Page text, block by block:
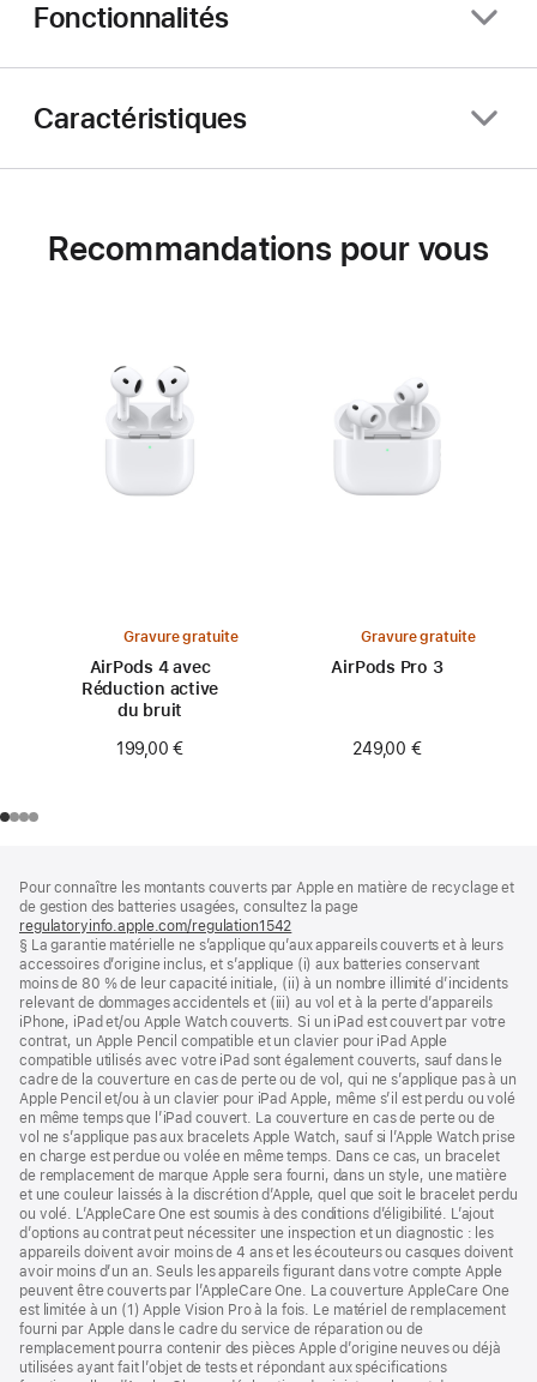
Fonctionnalités
Caractéristiques
Recommandations pour vous
Gravure gratuite
AirPods 4 avec
Réduction active
du bruit
199,00 €
Gravure gratuite
AirPods Pro 3
249,00 €
de
page
de
bas
de
page
Pour connaître les montants couverts par Apple en matière de recyclage et
de gestion des batteries usagées, consultez la page
regulatoryinfo.apple.com/regulation1542
dans
une
nouvelle
fenêtre)
§ La garantie matérielle ne s’applique qu’aux appareils couverts et à leurs
accessoires d’origine inclus, et s’applique (i) aux batteries conservant
moins de 80 % de leur capacité initiale, (ii) à un nombre illimité d’incidents
relevant de dommages accidentels et (iii) au vol et à la perte d’appareils
iPhone, iPad et/ou Apple Watch couverts. Si un iPad est couvert par votre
contrat, un Apple Pencil compatible et un clavier pour iPad Apple
compatible utilisés avec votre iPad sont également couverts, sauf dans le
cadre de la couverture en cas de perte ou de vol, qui ne s’applique pas à un
Apple Pencil et/ou à un clavier pour iPad Apple, même s’il est perdu ou volé
en même temps que l’iPad couvert. La couverture en cas de perte ou de
vol ne s’applique pas aux bracelets Apple Watch, sauf si l’Apple Watch prise
en charge est perdue ou volée en même temps. Dans ce cas, un bracelet
de remplacement de marque Apple sera fourni, dans un style, une matière
et une couleur laissés à la discrétion d’Apple, quel que soit le bracelet perdu
ou volé. L’AppleCare One est soumis à des conditions d’éligibilité. L’ajout
d’options au contrat peut nécessiter une inspection et un diagnostic : les
appareils doivent avoir moins de 4 ans et les écouteurs ou casques doivent
avoir moins d’un an. Seuls les appareils figurant dans votre compte Apple
peuvent être couverts par l’AppleCare One. La couverture AppleCare One
est limitée à un (1) Apple Vision Pro à la fois. Le matériel de remplacement
fourni par Apple dans le cadre du service de réparation ou de
remplacement pourra contenir des pièces Apple d’origine neuves ou déjà
utilisées ayant fait l’objet de tests et répondant aux spécifications